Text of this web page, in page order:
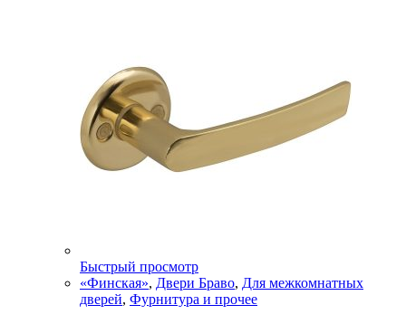
Быстрый просмотр
«Финская», Двери Браво, Для межкомнатных
дверей, Фурнитура и прочее